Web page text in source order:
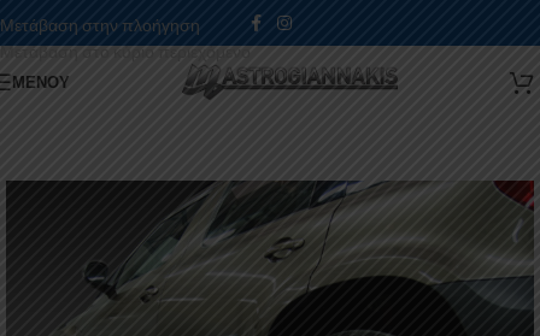
Μετάβαση στην πλοήγηση
Μετάβαση στο κύριο περιεχόμενο
ΜΕΝΟΎ